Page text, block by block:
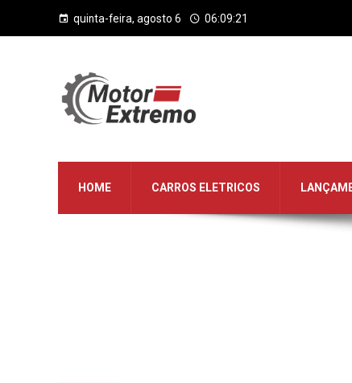
quinta-feira, agosto 6 06:09:22
HOME CARROS ELETRICOS